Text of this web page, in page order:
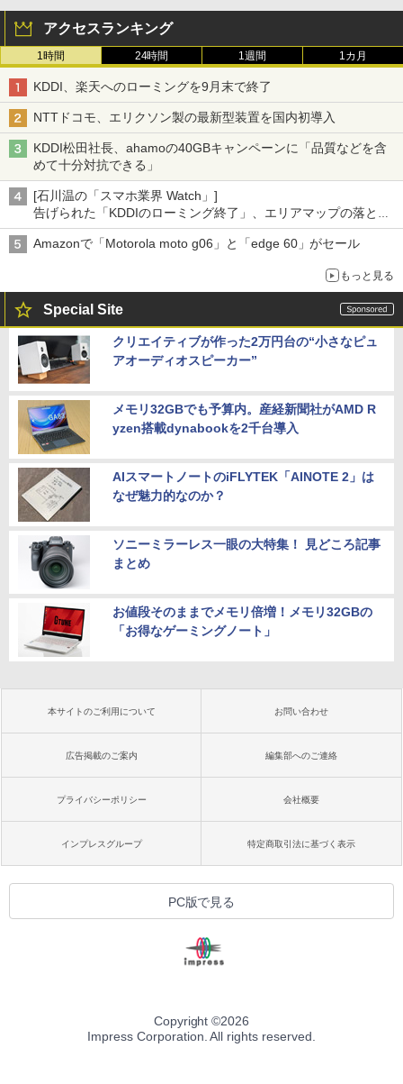
アクセスランキング
1時間 24時間 1週間 1カ月
KDDI、楽天へのローミングを9月末で終了
NTTドコモ、エリクソン製の最新型装置を国内初導入
KDDI松田社長、ahamoの40GBキャンペーンに「品質などを含
めて十分対抗できる」
[石川温の「スマホ業界 Watch」]
告げられた「KDDIのローミング終了」、エリアマップの落とし
穴と楽天モバイルの課題
Amazonで「Motorola moto g06」と「edge 60」がセール
もっと見る
Special Site
クリエイティブが作った2万円台の“小さなピュ
アオーディオスピーカー”
メモリ32GBでも予算内。産経新聞社がAMD R
yzen搭載dynabookを2千台導入
AIスマートノートのiFLYTEK「AINOTE 2」は
なぜ魅力的なのか？
ソニーミラーレス一眼の大特集！ 見どころ記事
まとめ
お値段そのままでメモリ倍増！メモリ32GBの
「お得なゲーミングノート」
本サイトのご利用について お問い合わせ
広告掲載のご案内 編集部へのご連絡
プライバシーポリシー 会社概要
インプレスグループ 特定商取引法に基づく表示
PC版で見る
Copyright ©2026
Impress Corporation. All rights reserved.